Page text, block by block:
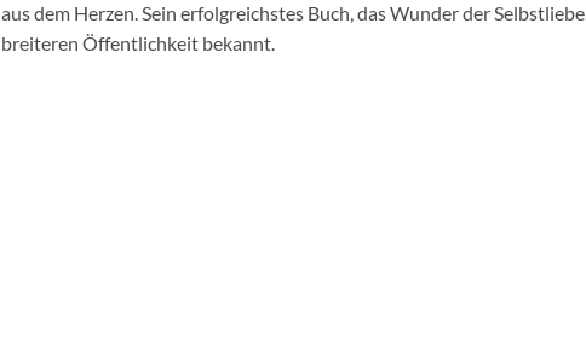
aus dem Herzen. Sein erfolgreichstes Buch, das Wunder der
breiteren Öffentlichkeit bekannt.